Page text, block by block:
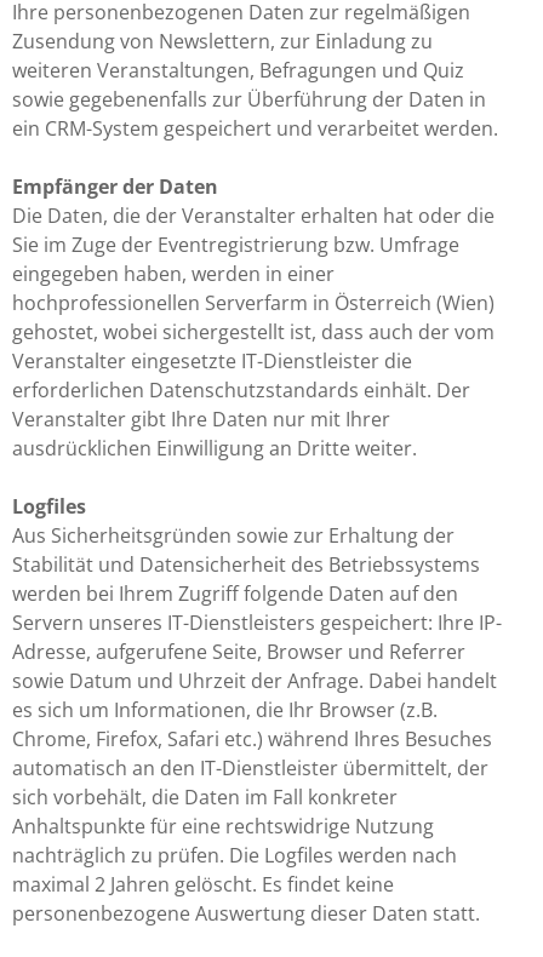
Ihre personenbezogenen Daten zur regelmäßigen
Zusendung von Newslettern, zur Einladung zu
weiteren Veranstaltungen, Befragungen und Quiz
sowie gegebenenfalls zur Überführung der Daten in
ein CRM-System gespeichert und verarbeitet werden.
Empfänger der Daten
Die Daten, die der Veranstalter erhalten hat oder die
Sie im Zuge der Eventregistrierung bzw. Umfrage
eingegeben haben, werden in einer
hochprofessionellen Serverfarm in Österreich (Wien)
gehostet, wobei sichergestellt ist, dass auch der vom
Veranstalter eingesetzte IT-Dienstleister die
erforderlichen Datenschutzstandards einhält. Der
Veranstalter gibt Ihre Daten nur mit Ihrer
ausdrücklichen Einwilligung an Dritte weiter.
Logfiles
Aus Sicherheitsgründen sowie zur Erhaltung der
Stabilität und Datensicherheit des Betriebssystems
werden bei Ihrem Zugriff folgende Daten auf den
Servern unseres IT-Dienstleisters gespeichert: Ihre IP-
Adresse, aufgerufene Seite, Browser und Referrer
sowie Datum und Uhrzeit der Anfrage. Dabei handelt
es sich um Informationen, die Ihr Browser (z.B.
Chrome, Firefox, Safari etc.) während Ihres Besuches
automatisch an den IT-Dienstleister übermittelt, der
sich vorbehält, die Daten im Fall konkreter
Anhaltspunkte für eine rechtswidrige Nutzung
nachträglich zu prüfen. Die Logfiles werden nach
maximal 2 Jahren gelöscht. Es findet keine
personenbezogene Auswertung dieser Daten statt.